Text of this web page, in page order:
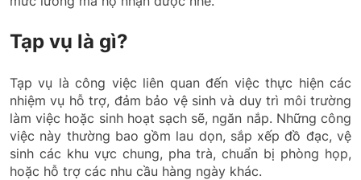
Tạp vụ là gì?
Tạp vụ là công việc liên quan đến việc thực hiện các
nhiệm vụ hỗ trợ, đảm bảo vệ sinh và duy trì môi trường
làm việc hoặc sinh hoạt sạch sẽ, ngăn nắp. Những công
việc này thường bao gồm lau dọn, sắp xếp đồ đạc, vệ
sinh các khu vực chung, pha trà, chuẩn bị phòng họp,
hoặc hỗ trợ các nhu cầu hàng ngày khác.